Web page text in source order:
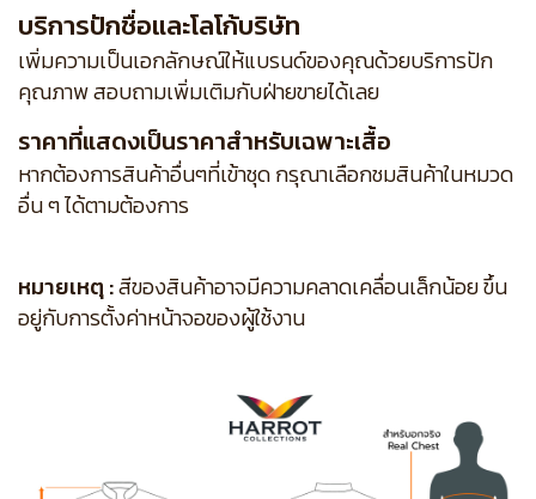
บริการปักชื่อและโลโก้บริษัท
เพิ่มความเป็นเอกลักษณ์ให้แบรนด์ของคุณด้วยบริการปัก
คุณภาพ สอบถามเพิ่มเติมกับฝ่ายขายได้เลย
ราคาที่แสดงเป็นราคาสำหรับเฉพาะเสื้อ
หากต้องการสินค้าอื่นๆที่เข้าชุด กรุณาเลือกชมสินค้าในหมวด
อื่น ๆ ได้ตามต้องการ
หมายเหตุ :สีของสินค้าอาจมีความคลาดเคลื่อนเล็กน้อย ขึ้น
อยู่กับการตั้งค่าหน้าจอของผู้ใช้งาน